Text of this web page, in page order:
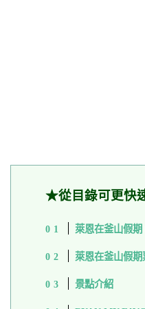
★從目錄可更快
萊恩在釜山假
萊恩在釜山假
景點介紹